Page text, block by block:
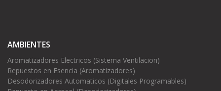
AMBIENTES
Aromatizadores Electricos (Sistema Ventilacion)
Repuestos en Esencia (Aromatizadores)
Desodorizadores Automaticos (Digitales Programables)